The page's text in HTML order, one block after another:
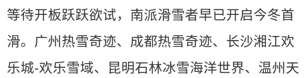
等待开板跃跃欲试，南派滑雪者早已开启今冬首
滑。广州热雪奇迹、成都热雪奇迹、长沙湘江欢
乐城-欢乐雪域、昆明石林冰雪海洋世界、温州天